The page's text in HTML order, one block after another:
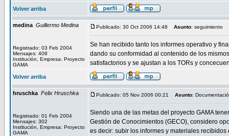
Volver arriba
medina Guillermo Medina
Registrado: 03 Feb 2004
Mensajes: 408
Institución, Empresa: Proyecto
GAMA
Publicado: 30 Oct 2006 14:48 Asunto: seguimiento
Se han recibido tanto los informes operativo y
dando su conformidad al contenido de los
satisfactorios y se ajustan a los TORs y
Volver arriba
hruschka Felix Hruschka
Registrado: 01 Feb 2004
Mensajes: 302
Institución, Empresa: Proyecto
GAMA
Publicado: 05 Nov 2006 00:21 Asunto:
Siendo una de las metas del proyecto GAMA
Gestión de Conocimientos (GECO), considero
es decir: subir los informes y materiales